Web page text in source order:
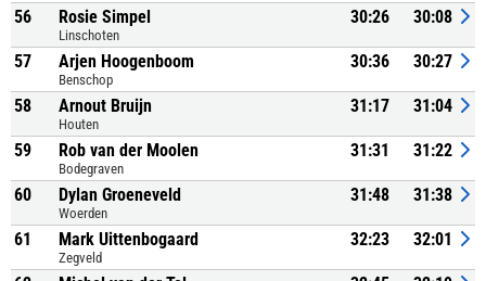
56 Rosie Simpel
Linschoten
30:26 30:08
57 Arjen Hoogenboom
Benschop
30:36 30:27
58 Arnout Bruijn
Houten
31:17 31:04
59 Rob van der Moolen
Bodegraven
31:31 31:22
60 Dylan Groeneveld
Woerden
31:48 31:38
61 Mark Uittenbogaard
Zegveld
32:23 32:01